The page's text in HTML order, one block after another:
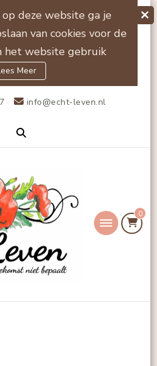
deze website ga je
van cookies voor de
het website gebruik
Meer
info@echt-leven.nl
0